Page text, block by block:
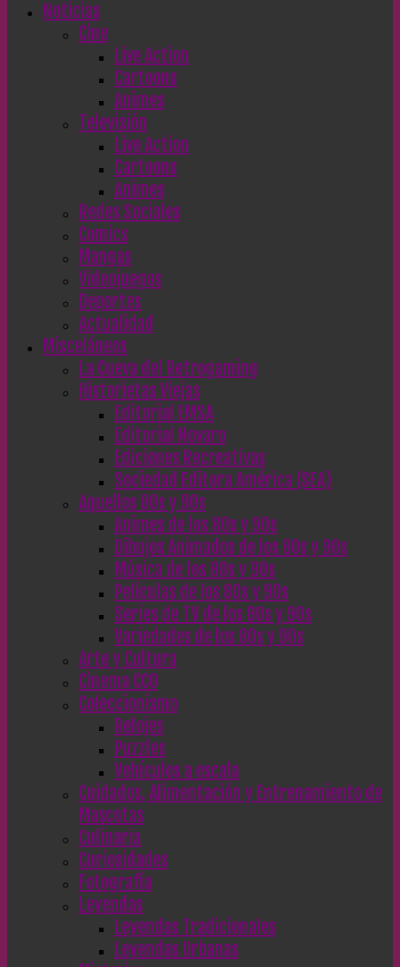
Noticias
Cine
Live Action
Cartoons
Animes
Televisión
Live Action
Cartoons
Animes
Redes Sociales
Comics
Mangas
Videojuegos
Deportes
Actualidad
Misceláneos
La Cueva del Retrogaming
Historietas Viejas
Editorial EMSA
Editorial Novaro
Ediciones Recreativas
Sociedad Editora América (SEA)
Aquellos 80s y 90s
Animes de los 80s y 90s
Dibujos Animados de los 80s y 90s
Música de los 80s y 90s
Películas de los 80s y 90s
Series de TV de los 80s y 90s
Variedades de los 80s y 90s
Arte y Cultura
Cinema CC0
Coleccionismo
Relojes
Puzzles
Vehículos a escala
Cuidados, Alimentación y Entrenamiento de
Mascotas
Culinaria
Curiosidades
Fotografía
Leyendas
Leyendas Tradicionales
Leyendas Urbanas